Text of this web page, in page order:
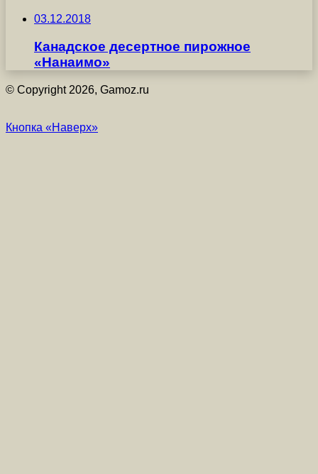
03.12.2018
Канадское десертное пирожное
«Нанаимо»
© Copyright 2026, Gamoz.ru
Кнопка «Наверх»